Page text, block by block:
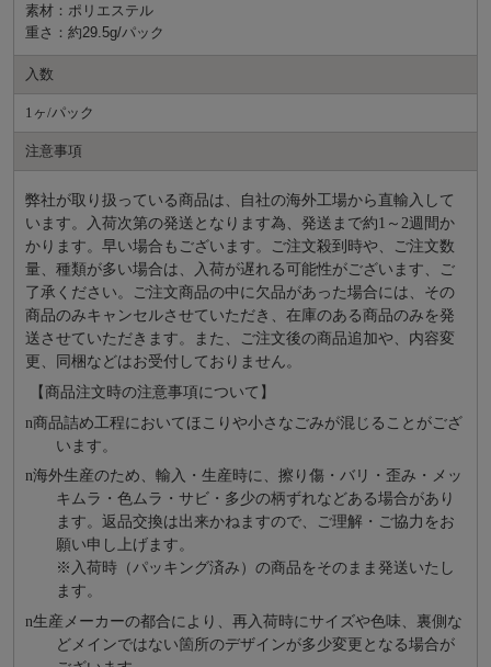
素材：ポリエステル
重さ：約29.5g/パック
入数
1ヶ/パック
注意事項
弊社が取り扱っている商品は、自社の海外工場から直輸入して
います。入荷次第の発送となります為、発送まで約1～2週間か
かります。早い場合もございます。ご注文殺到時や、ご注文数
量、種類が多い場合は、入荷が遅れる可能性がございます、ご
了承ください。ご注文商品の中に欠品があった場合には、その
商品のみキャンセルさせていただき、在庫のある商品のみを発
送させていただきます。また、ご注文後の商品追加や、内容変
更、同梱などはお受付しておりません。
【商品注文時の注意事項について】
n商品詰め⼯程においてほこりや⼩さなごみが混じることがござ
います。
n海外⽣産のため、輸⼊・⽣産時に、擦り傷・バリ・歪み・メッ
キムラ・色ムラ・サビ・多少の柄ずれなどある場合があり
ます。返品交換は出来かねますので、ご理解・ご協⼒をお
願い申し上げます。
※⼊荷時（パッキング済み）の商品をそのまま発送いたし
ます。
n⽣産メーカーの都合により、再⼊荷時にサイズや⾊味、裏側な
どメインではない箇所のデザインが多少変更となる場合が